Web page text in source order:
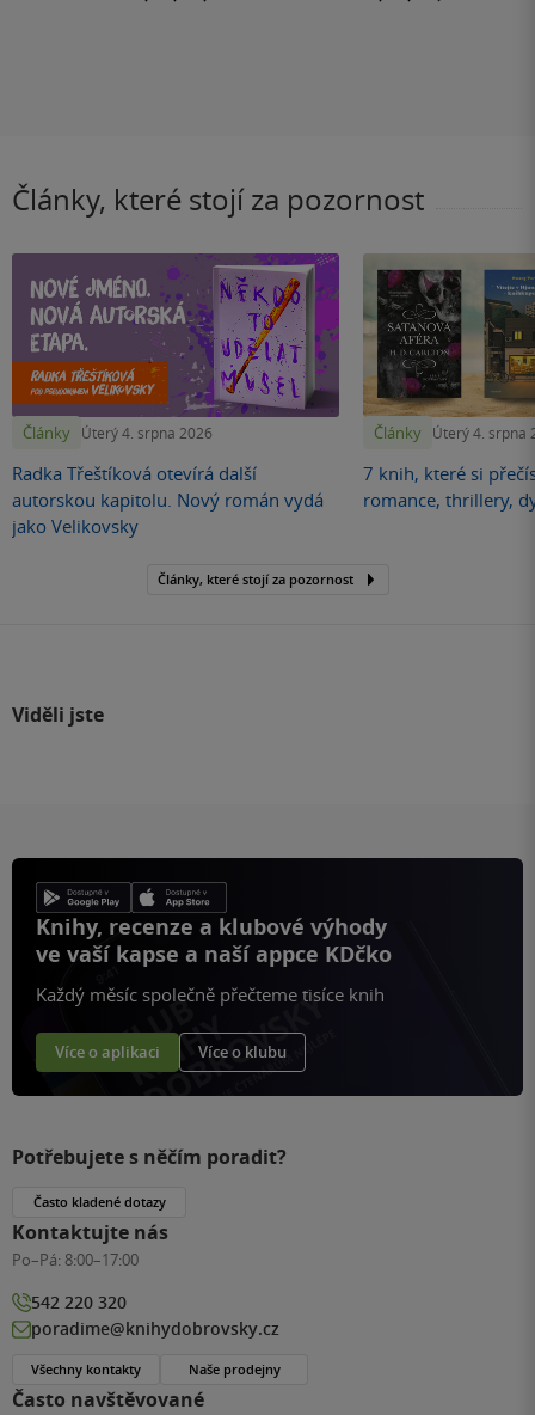
Články, které stojí za pozornost
Články Úterý 4. srpna 2026
Radka Třeštíková otevírá další
autorskou kapitolu. Nový román vydá
jako Velikovsky
Články Úterý 4. srpna
7 knih, které si
romance, thrillery,
Články, které stojí za pozornost
Viděli jste
Knihy, recenze a klubové výhody
ve vaší kapse a naší appce KDčko
Každý měsíc společně přečteme tisíce knih
Více o aplikaci Více o klubu
Často navštěvované
Potřebujete s něčím poradit?
Často kladené dotazy
Kontaktujte nás
Po–Pá: 8:00–17:00
542 220 320
poradime@knihydobrovsky.cz
Všechny kontakty Naše prodejny